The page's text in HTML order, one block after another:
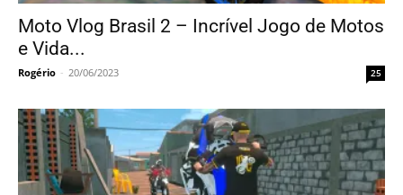
Moto Vlog Brasil 2 – Incrível Jogo de Motos
e Vida...
Rogério - 20/06/2023 25